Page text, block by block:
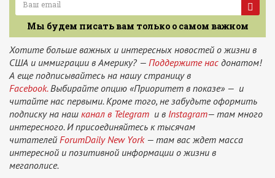
Мы будем писать вам только о самом важном
Хотите больше важных и интересных новостей о жизни в
США и иммиграции в Америку? — Поддержите нас донатом!
А еще подписывайтесь на нашу страницу в
Facebook.Выбирайте опцию «Приоритет в показе» — и
читайте нас первыми. Кроме того, не забудьте оформить
подписку на наш канал в Telegram и в Instagram— там много
интересного. И присоединяйтесь к тысячам
читателей ForumDaily New York— там вас ждет масса
интересной и позитивной информации о жизни в
мегаполисе.